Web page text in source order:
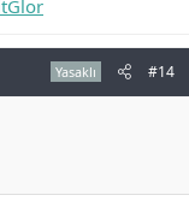
Glor
Yasaklı #14